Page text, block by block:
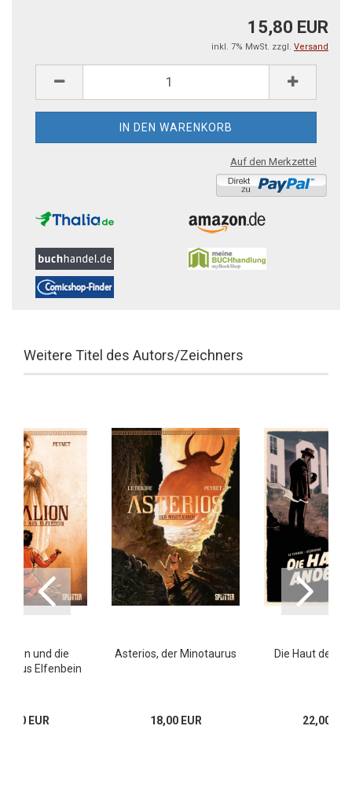
15,80 EUR
inkl. 7% MwSt. zzgl. Versand
Auf den Merkzettel
Weitere Titel des Autors/Zeichners
und die
aus Elfenbein
EUR
Asterios, der Minotaurus
18,00 EUR
Die Haut des
22,00